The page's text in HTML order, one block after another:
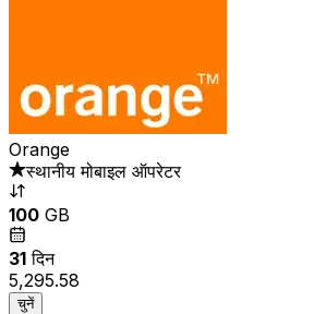
Orange
स्थानीय मोबाइल ऑपरेटर
100 GB
31 दिन
₹5,295.58
चुनें